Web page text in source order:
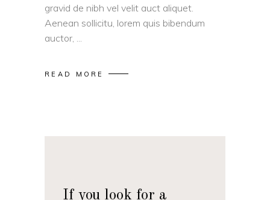
gravid de nibh vel velit auct aliquet.
Aenean sollicitu, lorem quis bibendum
auctor,
READ MORE
If you look for a